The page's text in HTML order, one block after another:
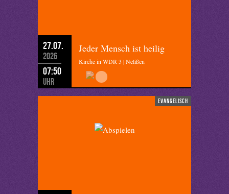
27.07.
2026
07:50
Uhr
Jeder Mensch ist heilig
Kirche in WDR 3 | Nelißen
evangelisch